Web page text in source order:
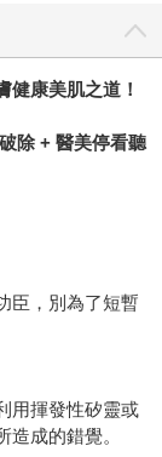
健康美肌之道！
除 + 醫美停看聽
臣，別為了短暫
用揮發性矽靈或
成的錯覺。